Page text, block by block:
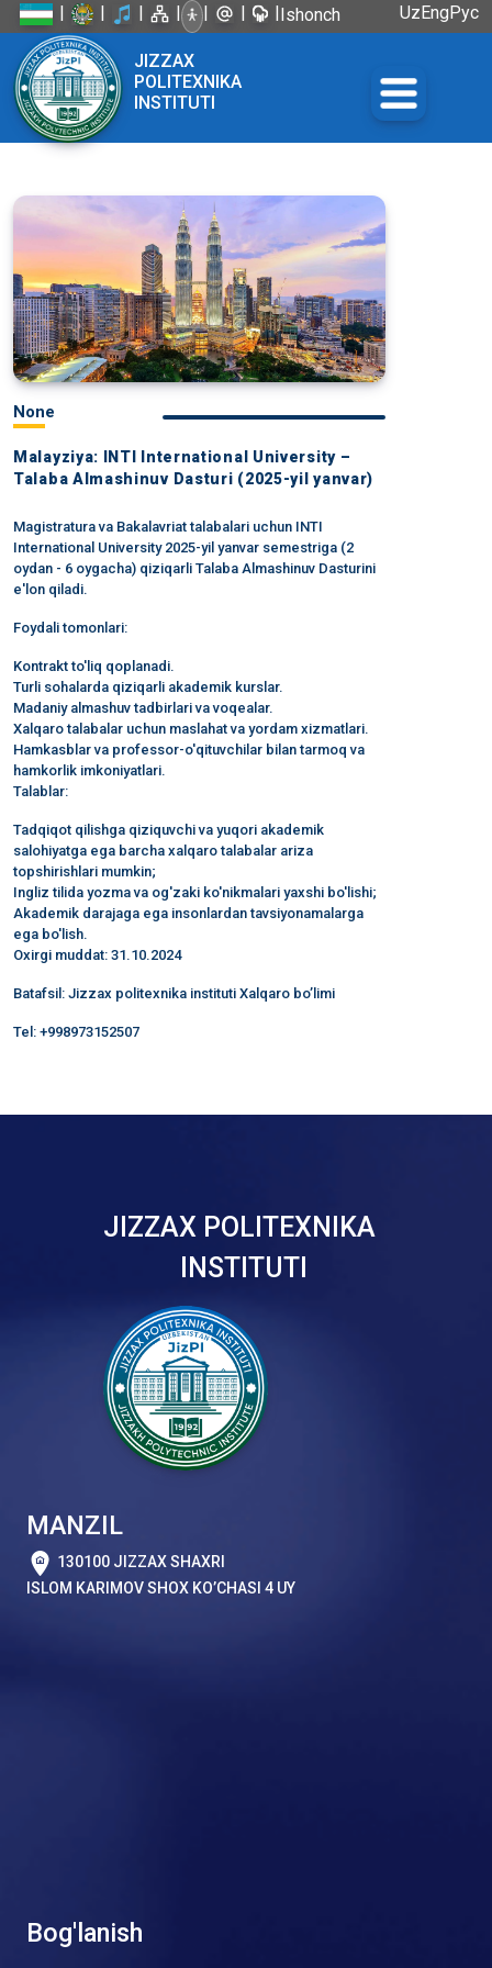
| | | | | | |Ishonch
UzEngРус
JIZZAX
POLITEXNIKA
INSTITUTI
None
Malayziya: INTI International University –
Talaba Almashinuv Dasturi (2025-yil yanvar)
Magistratura va Bakalavriat talabalari uchun INTI
International University 2025-yil yanvar semestriga (2
oydan - 6 oygacha) qiziqarli Talaba Almashinuv Dasturini
e'lon qiladi.
Foydali tomonlari:
Kontrakt to'liq qoplanadi.
Turli sohalarda qiziqarli akademik kurslar.
Madaniy almashuv tadbirlari va voqealar.
Xalqaro talabalar uchun maslahat va yordam xizmatlari.
Hamkasblar va professor-o'qituvchilar bilan tarmoq va
hamkorlik imkoniyatlari.
Talablar:
Tadqiqot qilishga qiziquvchi va yuqori akademik
salohiyatga ega barcha xalqaro talabalar ariza
topshirishlari mumkin;
Ingliz tilida yozma va og'zaki ko'nikmalari yaxshi bo'lishi;
Akademik darajaga ega insonlardan tavsiyonamalarga
ega bo'lish.
Oxirgi muddat: 31.10.2024
Batafsil: Jizzax politexnika instituti Xalqaro bo’limi
Tel: +998973152507
JIZZAX POLITEXNIKA
INSTITUTI
MANZIL
130100 JIZZAX SHAXRI
ISLOM KARIMOV SHOX KO’CHASI 4 UY
Bog'lanish